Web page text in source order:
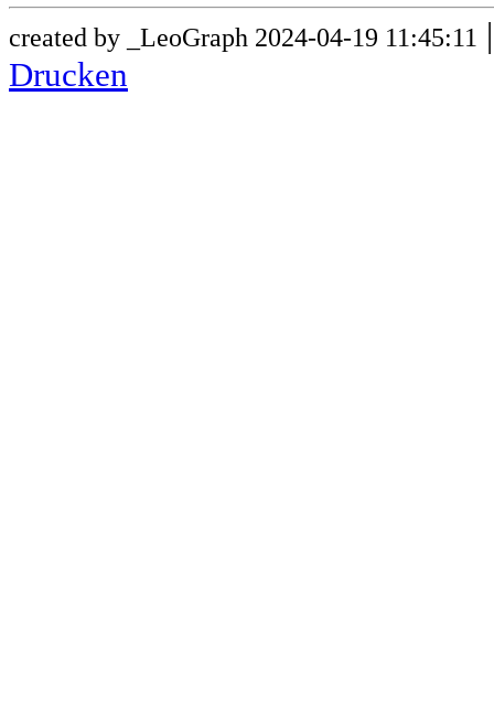
created by _LeoGraph 2024-04-19 11:45:11
Drucken